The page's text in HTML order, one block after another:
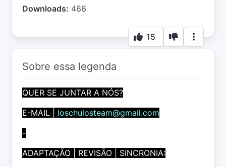
Downloads: 466
15
Sobre essa legenda
QUER SE JUNTAR A NÓS?
E-MAIL |
loschulosteam@gmail.com
-
ADAPTAÇÃO | REVISÃO | SINCRONIA: